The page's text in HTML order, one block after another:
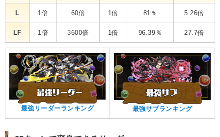
L 1倍 60倍 1倍 81％ 5.26倍
LF 1倍 3600倍 1倍 96.39％ 27.7倍
最強リーダーランキング 最強サブランキング